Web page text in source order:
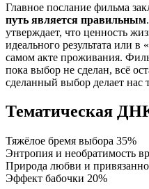
Главное послание фильма
путь является правильным
утверждает, что ценность
идеального результата или
самом акте проживания.
пока выбор не сделан, всё
сделанный выбор делает нас
Тематическая
Тяжёлое бремя выбора 35%
Энтропия и необратимость
Природа любви и
Эффект бабочки 20%